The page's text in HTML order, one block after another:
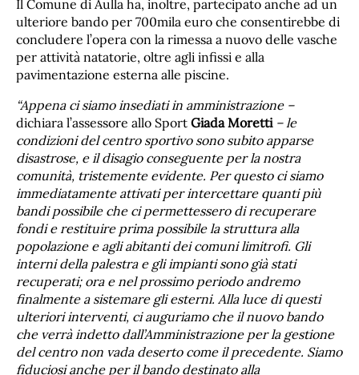
Il Comune di Aulla ha, inoltre, partecipato anche ad un
ulteriore bando per 700mila euro che consentirebbe di
concludere l’opera con la rimessa a nuovo delle vasche
per attività natatorie, oltre agli infissi e alla
pavimentazione esterna alle piscine.
“Appena ci siamo insediati in amministrazione –
dichiara l’assessore allo Sport Giada Moretti– le
condizioni del centro sportivo sono subito apparse
disastrose, e il disagio conseguente per la nostra
comunità, tristemente evidente. Per questo ci siamo
immediatamente attivati per intercettare quanti più
bandi possibile che ci permettessero di recuperare
fondi e restituire prima possibile la struttura alla
popolazione e agli abitanti dei comuni limitrofi. Gli
interni della palestra e gli impianti sono già stati
recuperati; ora e nel prossimo periodo andremo
finalmente a sistemare gli esterni. Alla luce di questi
ulteriori interventi, ci auguriamo che il nuovo bando
che verrà indetto dall’Amministrazione per la gestione
del centro non vada deserto come il precedente. Siamo
fiduciosi anche per il bando destinato alla